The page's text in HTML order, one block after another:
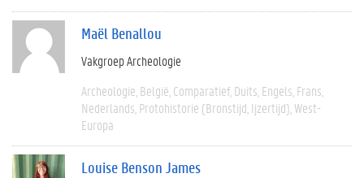
Maël Benallou
Vakgroep Archeologie
Archeologie België Comparatief Duits Engels Frans
Nederlands Protohistorie (bronstijd, Ijzertijd) West-
Europa
Louise Benson James